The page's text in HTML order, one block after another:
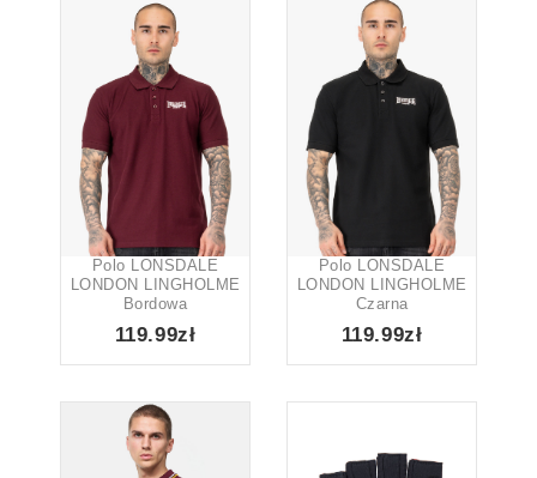
Order By
Najwięcej recenzji
Popularność
Najwyżej oceniane
Najnowsze
Cena: od najtańszej
Cena: od najdroższej
Rozmiar
2XL 4XL
Polo LONSDALE
LONDON LINGHOLME
Bordowa
119.99zł
Polo LONSDALE
LONDON LINGHOLME
Czarna
119.99zł